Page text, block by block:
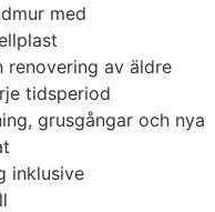
med
renovering av äldre
tidsperiod
grusgångar och nya
inklusive